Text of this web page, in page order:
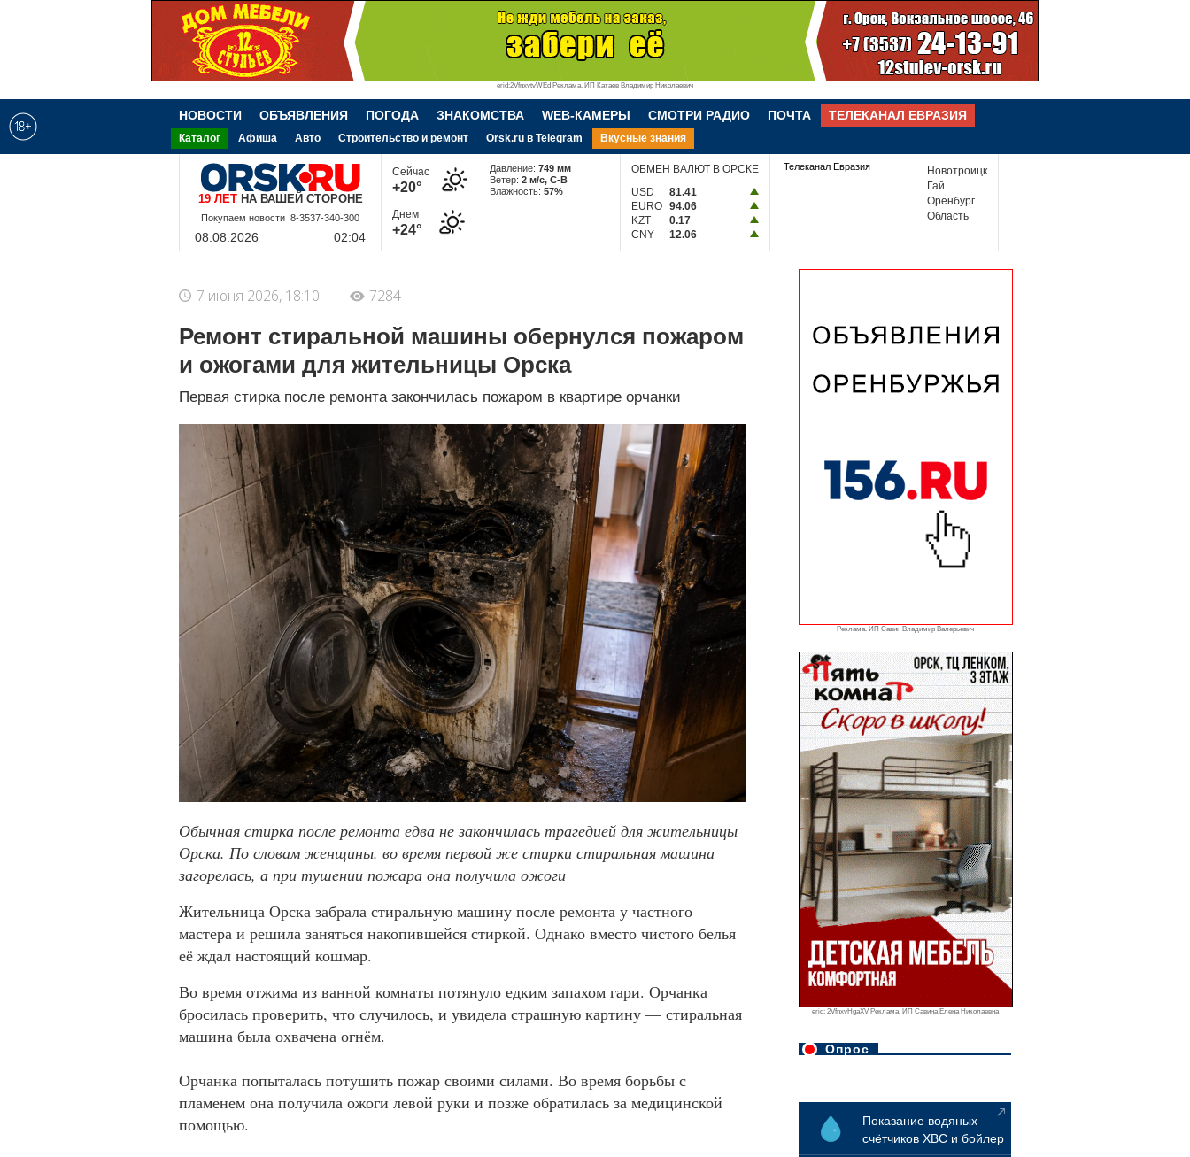
erid:2VfnxvtvWEd Реклама. ИП Катаев Владимир Николаевич
НОВОСТИ ОБЪЯВЛЕНИЯ ПОГОДА ЗНАКОМСТВА WEB-КАМЕРЫ СМОТРИ РАДИО ПОЧТА ТЕЛЕКАНАЛ ЕВРАЗИЯ
Каталог Афиша Авто Строительство и ремонт Orsk.ru в Telegram Вкусные знания
19 ЛЕТНА ВАШЕЙ СТОРОНЕ
8-9-228-340-300
Сейчас
+20°
Днем
+24°
Давление:749 мм
Ветер:2 м/c, С-В
Влажность:57%
ОБМЕН ВАЛЮТ В ОРСКЕ
USD
81.41
EURO 94.06
KZT
0.17
CNY
12.06
Телеканал Евразия
Новотроицк
Гай
Оренбург
Область
Реклама. ИП Савин Владимир Валерьевич
erid: 2VfnxvHgaXV Реклама. ИП Савина Елена Николаевна
Опрос
Показание водяных
счётчиков ХВС и бойлер
7 июня 2026, 18:10 7284
Ремонт стиральной машины обернулся пожаром
и ожогами для жительницы Орска
Первая стирка после ремонта закончилась пожаром в квартире орчанки
Обычная стирка после ремонта едва не закончилась трагедией для жительницы
Орска. По словам женщины, во время первой же стирки стиральная машина
загорелась, а при тушении пожара она получила ожоги
Жительница Орска забрала стиральную машину после ремонта у частного
мастера и решила заняться накопившейся стиркой. Однако вместо чистого белья
её ждал настоящий кошмар.
Во время отжима из ванной комнаты потянуло едким запахом гари. Орчанка
бросилась проверить, что случилось, и увидела страшную картину — стиральная
машина была охвачена огнём.
Орчанка попыталась потушить пожар своими силами. Во время борьбы с
пламенем она получила ожоги левой руки и позже обратилась за медицинской
помощью.